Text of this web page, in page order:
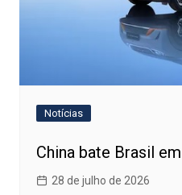
Notícias
China bate Brasil
28 de julho de 2026